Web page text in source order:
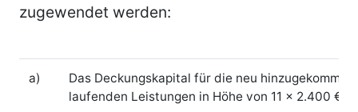
zugewendet werden:
a)
Das Deckungskapital für die neu
laufenden Leistungen in Höhe von 11 × 2.400 € ×